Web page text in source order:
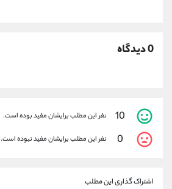
0 دیدگاه
10 نفر این مطلب برایشان مفید بوده است.
0 نفر این مطلب برایشان مفید نبوده است.
اشتراک گذاری این مطلب